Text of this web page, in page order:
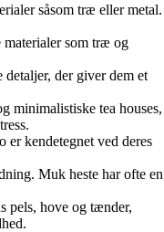
såsom træ eller metal.
som træ og
der giver dem et
minimalistiske tea houses,
kendetegnet ved deres
Muk heste har ofte en
pels, hove og tænder,